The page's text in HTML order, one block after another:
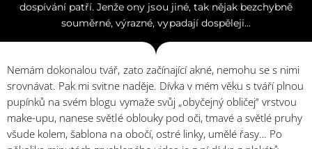
dospívání patří. Jenže ony jsou jiné, tak nějak bezchybně
souměrné, výrazné, vypadají dospěleji...
Nemám dokonalou tvář, zato začínající akné, nemohu se s nimi
srovnávat. Pak mi svitne naděje. Dívka v mém věku s tváří plnou
pupínků na svém blogu vymaže svůj „obyčejný obličej“ vrstvou
make-upu, nanese světlé oblouky pod oči, tmavé a světlé pruhy
všude kolem, šablona na obočí, ostré linky, umělé řasy… Po